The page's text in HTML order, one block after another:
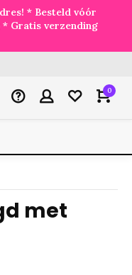
* Besteld vóór
* Gratis verzending
0
met